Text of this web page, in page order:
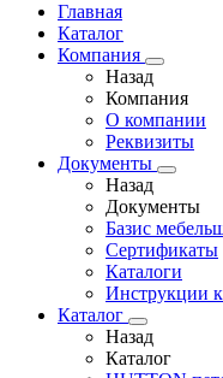
Главная
Каталог
Компания
Назад
Компания
О компании
Реквизиты
Документы
Назад
Документы
Базис
Сертификаты
Каталоги
Инструкции
Каталог
Назад
Каталог